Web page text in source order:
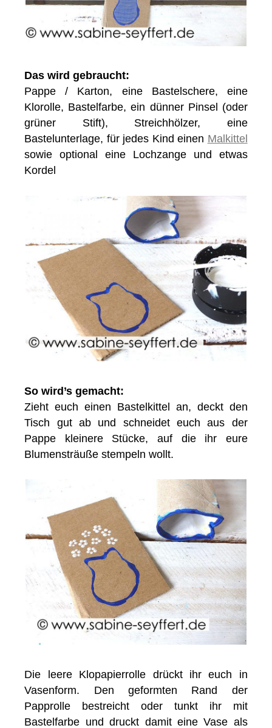
Das wird gebraucht:
Pappe / Karton, eine Bastelschere, eine
Klorolle, Bastelfarbe, ein dünner Pinsel (oder
grüner Stift), Streichhölzer, eine
Bastelunterlage, für jedes Kind einen Malkittel
sowie optional eine Lochzange und etwas
Kordel
So wird’s gemacht:
Zieht euch einen Bastelkittel an, deckt den
Tisch gut ab und schneidet euch aus der
Pappe kleinere Stücke, auf die ihr eure
Blumensträuße stempeln wollt.
Die leere Klopapierrolle drückt ihr euch in
Vasenform. Den geformten Rand der
Papprolle bestreicht oder tunkt ihr mit
Bastelfarbe und druckt damit eine Vase als